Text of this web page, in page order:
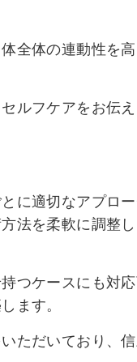
全体の連動性を高
ルフケアをお伝え
に適切なアプロ
法を柔軟に調整し
つケースにも対
ます。
ただいており、